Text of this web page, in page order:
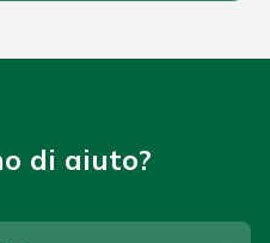
di aiuto?